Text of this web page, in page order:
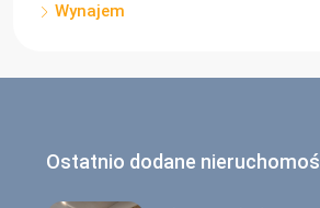
Wynajem
Ostatnio dodane